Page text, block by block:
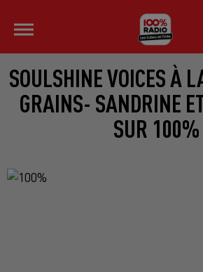
SOULSHINE VOICES À
GRAINS- SANDRINE
SUR 100%